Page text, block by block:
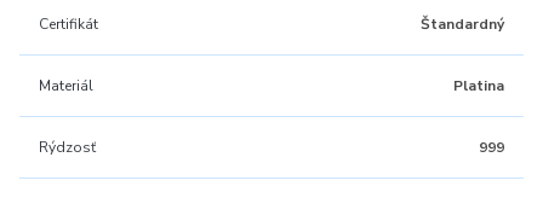
Certifikát Štandardný
Materiál Platina
Rýdzosť 999